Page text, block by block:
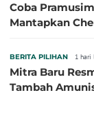
Coba
Mantapkan
BERITA PILIHAN 1 hari
Mitra Baru
Tambah